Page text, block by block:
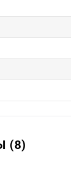
(8)